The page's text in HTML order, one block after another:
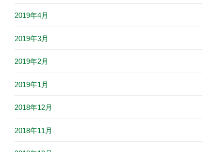
2019年4月
2019年3月
2019年2月
2019年1月
2018年12月
2018年11月